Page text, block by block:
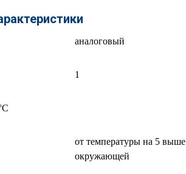
аналоговый
1
от температуры на 5 выше
окружающей